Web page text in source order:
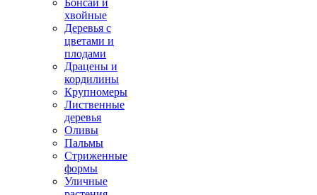
Бонсаи и
хвойные
Деревья с
цветами и
плодами
Драцены и
кордилины
Крупномеры
Лиственные
деревья
Оливы
Пальмы
Стриженные
формы
Уличные